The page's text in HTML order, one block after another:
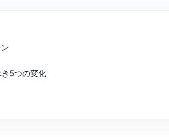
5つの変化